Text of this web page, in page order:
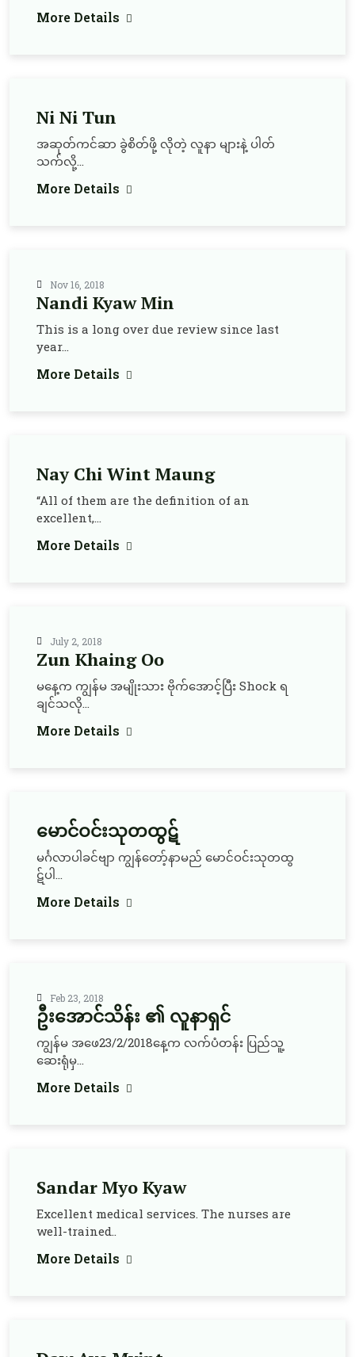
More Details
Ni Ni Tun
အဆုတ်ကင်ဆာ ခွဲစိတ်ဖို့ လိုတဲ့ လူနာ များနဲ့ ပါတ်
သက်လို့...
More Details
Nov 16, 2018
Nandi Kyaw Min
This is a long over due review since last
year...
More Details
Nay Chi Wint Maung
“All of them are the definition of an
excellent,...
More Details
July 2, 2018
Zun Khaing Oo
မနေ့က ကျွန်မ အမျိုးသား ဗိုက်အောင့်ပြီး Shock ရ
ချင်သလို...
More Details
မောင်ဝင်းသုတထွဋ်
မင်္ဂလာပါခင်ဗျာ ကျွန်တော့်နာမည် မောင်ဝင်းသုတထွ
ဋ်ပါ...
More Details
Feb 23, 2018
ဦးအောင်သိန်း ၏ လူနာရှင်
ကျွန်မ အဖေ23/2/2018နေ့က လက်ပံတန်း ပြည်သူ့
ဆေးရုံမှ...
More Details
Sandar Myo Kyaw
Excellent medical services. The nurses are
well-trained..
More Details